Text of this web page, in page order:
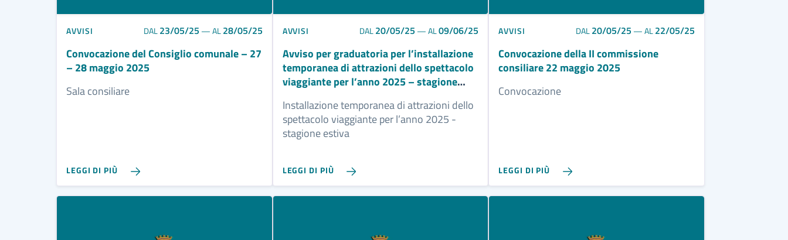
AVVISI DAL23/05/25 —AL28/05/25
Convocazione del Consiglio comunale – 27
– 28 maggio 2025
Sala consiliare
LEGGI DI PIÙ
AVVISI DAL20/05/25 —AL09/06/25
Avviso per graduatoria per l’installazione
temporanea di attrazioni dello spettacolo
viaggiante per l’anno 2025 – stagione
Installazione temporanea di attrazioni dello
spettacolo viaggiante per l’anno 2025 -
stagione estiva
LEGGI DI PIÙ
AVVISI DAL20/05/25 —AL22/05/25
Convocazione della II commissione
consiliare 22 maggio 2025
Convocazione
LEGGI DI PIÙ